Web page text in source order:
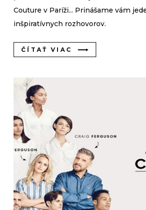
Couture v Paríži... Prinášame vám
inšpiratívnych rozhovorov.
ČÍTAŤ VIAC